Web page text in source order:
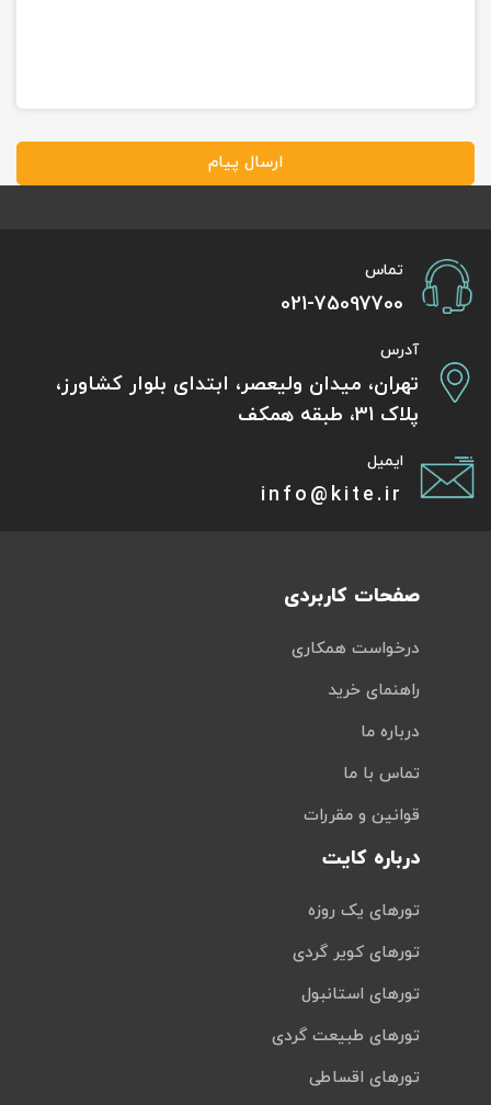
ارسال پیام
تماس
021-75097700
آدرس
تهران، میدان ولیعصر، ابتدای بلوار کشاورز،
پلاک 31، طبقه همکف
ایمیل
info@kite.ir
صفحات کاربردی
درخواست همکاری
راهنمای خرید
درباره ما
تماس با ما
قوانین و مقررات
درباره کایت
تورهای یک روزه
تورهای کویر گردی
تورهای استانبول
تورهای طبیعت گردی
تورهای اقساطی